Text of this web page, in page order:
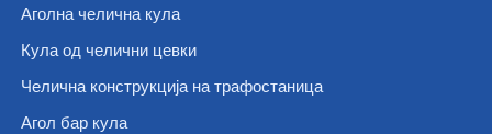
Аголна челична кула
Кула од челични цевки
Челична конструкција на трафостаница
Агол бар кула